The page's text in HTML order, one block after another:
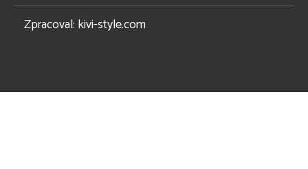
Zpracoval: kivi-style.com